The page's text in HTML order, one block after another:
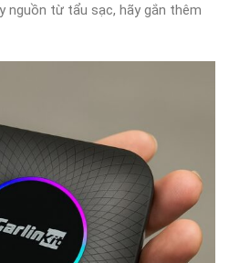
nguồn từ tẩu sạc, hãy gắn thêm